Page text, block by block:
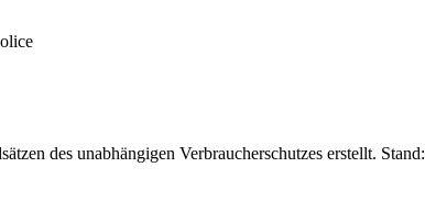
des unabhängigen Verbraucherschutzes erstellt. Stand: